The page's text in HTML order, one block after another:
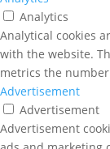
Analytics
Analytical cookies
with the website.
metrics the
Advertisement
Advertisement
Advertisement